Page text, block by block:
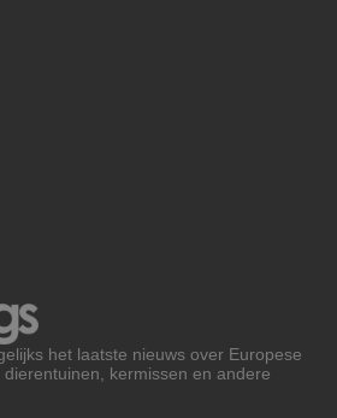
het laatste nieuws over Europese
kermissen en andere